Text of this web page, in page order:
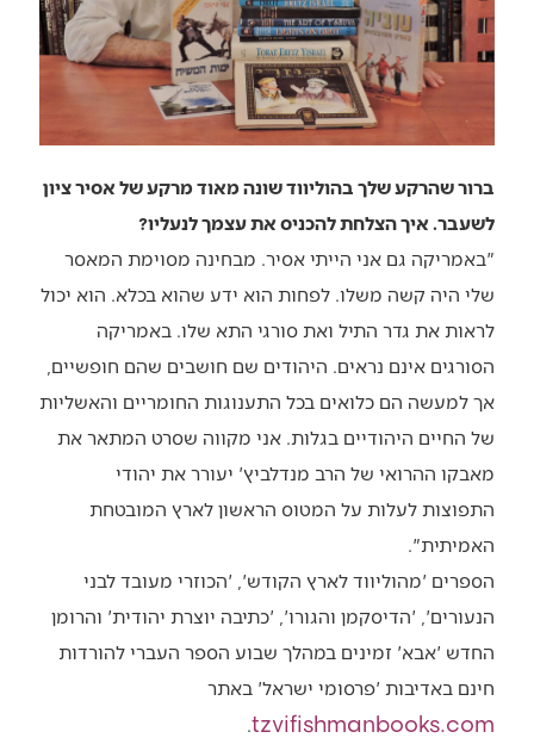
ברור שהרקע שלך בהוליווד שונה מאוד מרקע של אסיר ציון
לשעבר. איך הצלחת להכניס את עצמך לנעליו?
"באמריקה גם אני הייתי אסיר. מבחינה מסוימת המאסר
שלי היה קשה משלו. לפחות הוא ידע שהוא בכלא. הוא יכול
לראות את גדר התיל ואת סורגי התא שלו. באמריקה
הסורגים אינם נראים. היהודים שם חושבים שהם חופשיים,
אך למעשה הם כלואים בכל התענוגות החומריים והאשליות
של החיים היהודיים בגלות. אני מקווה שסרט המתאר את
מאבקו ההרואי של הרב מנדלביץ' יעורר את יהודי
התפוצות לעלות על המטוס הראשון לארץ המובטחת
האמיתית".
הספרים 'מהוליווד לארץ הקודש', 'הכוזרי מעובד לבני
הנעורים', 'הדיסקמן והגורו', 'כתיבה יוצרת יהודית' והרומן
החדש 'אבא' זמינים במהלך שבוע הספר העברי להורדות
חינם באדיבות 'פרסומי ישראל' באתר
tzvifishmanbooks.com
.